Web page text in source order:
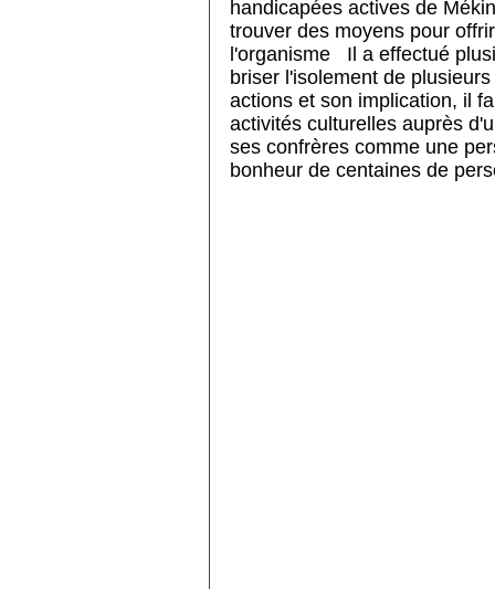
handicapées actives de
trouver des moyens pour
l'organisme Il a effectué
briser l'isolement de
actions et son implication, il
activités culturelles auprès
ses confrères comme une
bonheur de centaines de